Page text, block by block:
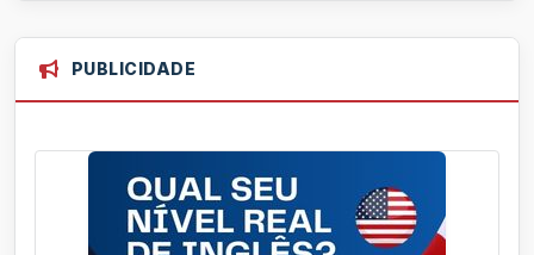
PUBLICIDADE